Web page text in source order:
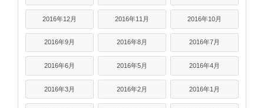
2016年12月 2016年11月 2016年10月
2016年9月 2016年8月 2016年7月
2016年6月 2016年5月 2016年4月
2016年3月 2016年2月 2016年1月